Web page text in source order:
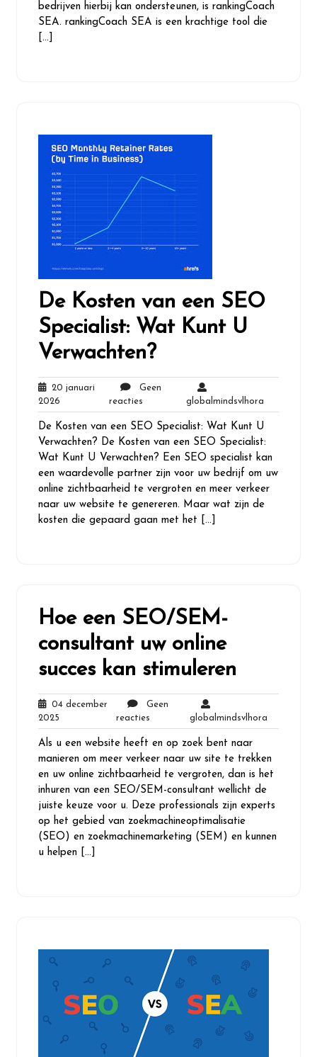
bedrijven hierbij kan ondersteunen, is rankingCoach
SEA. rankingCoach SEA is een krachtige tool die
[…]
De Kosten van een SEO
Specialist: Wat Kunt U
Verwachten?
20 januari
2026
januari
2026
Geen
reactiesGeen
reacties
globalmindsvlhora
De Kosten van een SEO Specialist: Wat Kunt U
Verwachten? De Kosten van een SEO Specialist:
Wat Kunt U Verwachten? Een SEO specialist kan
een waardevolle partner zijn voor uw bedrijf om uw
online zichtbaarheid te vergroten en meer verkeer
naar uw website te genereren. Maar wat zijn de
kosten die gepaard gaan met het […]
Hoe een SEO/SEM-
consultant uw online
succes kan stimuleren
04 december
2025
december
2025
Geen
reactiesGeen
reacties
globalmindsvlhora
Als u een website heeft en op zoek bent naar
manieren om meer verkeer naar uw site te trekken
en uw online zichtbaarheid te vergroten, dan is het
inhuren van een SEO/SEM-consultant wellicht de
juiste keuze voor u. Deze professionals zijn experts
op het gebied van zoekmachineoptimalisatie
(SEO) en zoekmachinemarketing (SEM) en kunnen
u helpen […]